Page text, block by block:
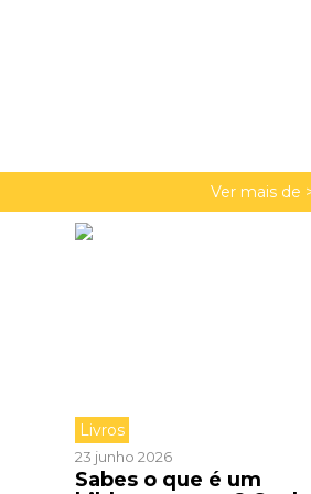
Ver mais de
Livros
23 junho 2026
Sabes o que é um